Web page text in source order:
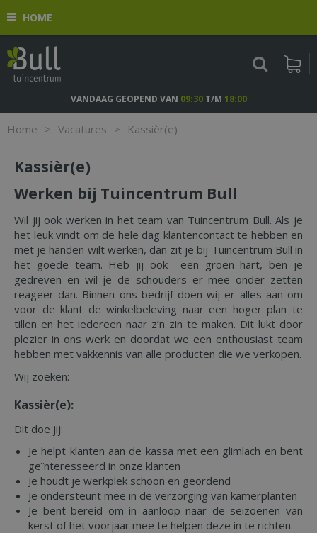
n
o
HOME
Home > Vacatures > Kassièr(e)
VANDAAG GEOPEND VAN 09:30T/M 18:00
Kassièr(e)
Werken bij Tuincentrum Bull
Wil jij ook werken in het team van Tuincentrum Bull. Als je
het leuk vindt om de hele dag klantencontact te hebben en
met je handen wilt werken, dan zit je bij Tuincentrum Bull in
het goede team. Heb jij ook een groen hart, ben je
gedreven en wil je de schouders er mee onder zetten
reageer dan. Binnen ons bedrijf doen wij er alles aan om
voor de klant de winkelbeleving naar een hoger plan te
tillen en het iedereen naar z’n zin te maken. Dit lukt door
plezier in ons werk en doordat we een enthousiast team
hebben met vakkennis van alle producten die we verkopen.
Wij zoeken:
Kassièr(e):
Dit doe jij:
Je helpt klanten aan de kassa met een glimlach en bent
geïnteresseerd in onze klanten
Je houdt je werkplek schoon en geordend
Je ondersteunt mee in de verzorging van kamerplanten
Je bent bereid om in aanloop naar de seizoenen van
kerst of het voorjaar mee te helpen deze in te richten.